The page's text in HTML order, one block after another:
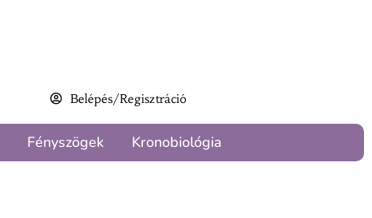
Belépés/Regisztráció
Fényszögek Kronobiológia